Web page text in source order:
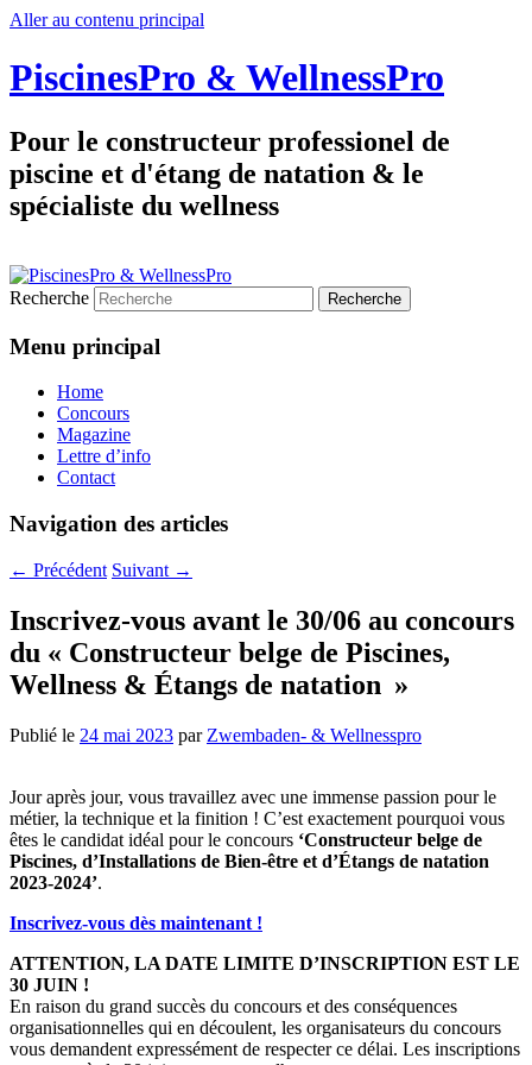
Aller au contenu principal
PiscinesPro & WellnessPro
Pour le constructeur professionel de
piscine et d'étang de natation & le
spécialiste du wellness
Recherche
Menu principal
Home
Concours
Magazine
Lettre d’info
Contact
Navigation des articles
← Précédent Suivant →
Inscrivez-vous avant le 30/06 au concours
du « Constructeur belge de Piscines,
Wellness & Étangs de natation »
Publié le 24 mai 2023 par Zwembaden- & Wellnesspro
Jour après jour, vous travaillez avec une immense passion pour le
métier, la technique et la finition ! C’est exactement pourquoi vous
êtes le candidat idéal pour le concours ‘Constructeur belge de
Piscines, d’Installations de Bien-être et d’Étangs de natation
2023-2024’.
Inscrivez-vous dès maintenant !
ATTENTION, LA DATE LIMITE D’INSCRIPTION EST LE
30 JUIN !
En raison du grand succès du concours et des conséquences
organisationnelles qui en découlent, les organisateurs du concours
vous demandent expressément de respecter ce délai. Les inscriptions